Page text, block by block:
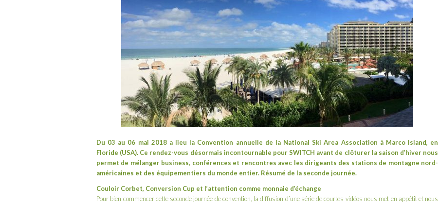
Du 03 au 06 mai 2018 a lieu la Convention annuelle de la National Ski Area Association à Marco Island, en
Floride (USA). Ce rendez-vous désormais incontournable pour SWITCH avant de clôturer la saison d’hiver nous
permet de mélanger business, conférences et rencontres avec les dirigeants des stations de montagne nord-
américaines et des équipementiers du monde entier. Résumé de la seconde journée.
Couloir Corbet, Conversion Cup et l’attention comme monnaie d’échange
Pour bien commencer cette seconde journée de convention, la diffusion d’une série de courtes vidéos nous met en appétit et nous